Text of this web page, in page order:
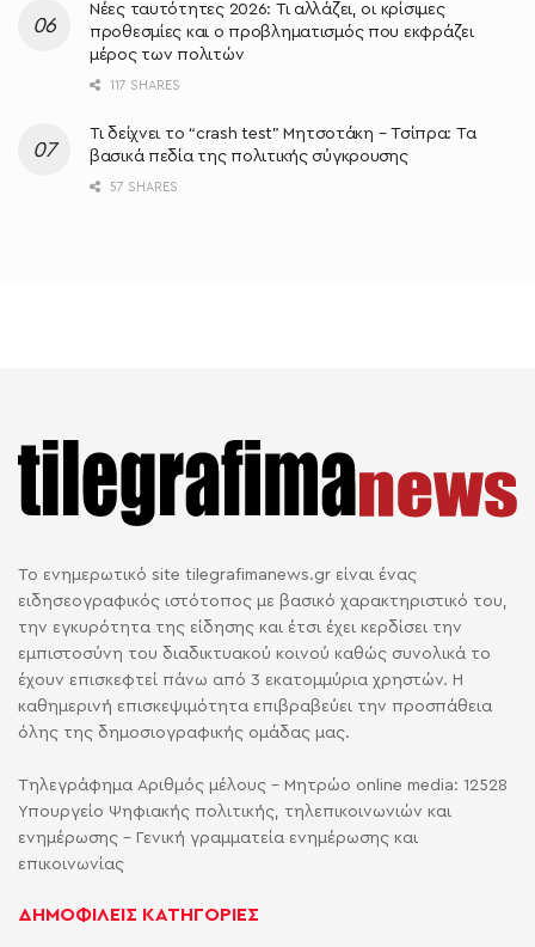
Νέες ταυτότητες 2026: Τι αλλάζει, οι κρίσιμες
προθεσμίες και ο προβληματισμός που εκφράζει
μέρος των πολιτών
117 SHARES
Τι δείχνει το “crash test” Μητσοτάκη – Τσίπρα: Τα
βασικά πεδία της πολιτικής σύγκρουσης
57 SHARES
Το ενημερωτικό site tilegrafimanews.gr είναι ένας
ειδησεογραφικός ιστότοπος με βασικό χαρακτηριστικό του,
την εγκυρότητα της είδησης και έτσι έχει κερδίσει την
εμπιστοσύνη του διαδικτυακού κοινού καθώς συνολικά το
έχουν επισκεφτεί πάνω από 3 εκατομμύρια χρηστών. Η
καθημερινή επισκεψιμότητα επιβραβεύει την προσπάθεια
όλης της δημοσιογραφικής ομάδας μας.
Τηλεγράφημα Αριθμός μέλους - Μητρώο online media: 12528
Υπουργείο Ψηφιακής πολιτικής, τηλεπικοινωνιών και
ενημέρωσης - Γενική γραμματεία ενημέρωσης και
επικοινωνίας
ΔΗΜΟΦΙΛΕΙΣ ΚΑΤΗΓΟΡΙΕΣ